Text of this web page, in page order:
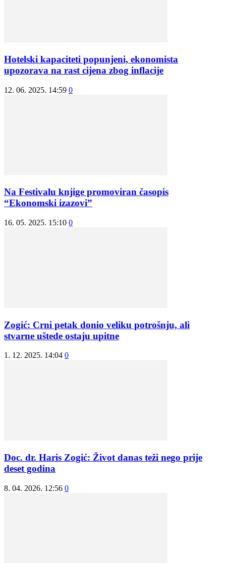
Hotelski kapaciteti popunjeni, ekonomista
upozorava na rast cijena zbog inflacije
12. 06. 2025. 14:59 0
Na Festivalu knjige promoviran časopis
“Ekonomski izazovi”
16. 05. 2025. 15:10 0
Zogić: Crni petak donio veliku potrošnju, ali
stvarne uštede ostaju upitne
1. 12. 2025. 14:04 0
Doc. dr. Haris Zogić: Život danas teži nego prije
deset godina
8. 04. 2026. 12:56 0